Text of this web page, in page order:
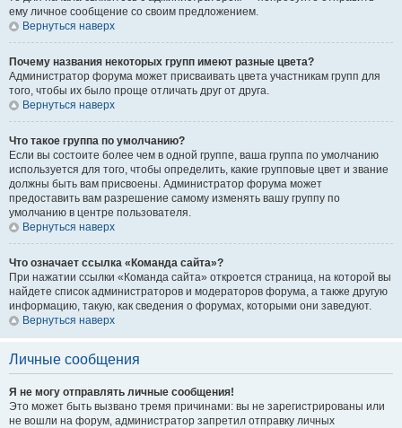
ему личное сообщение со своим предложением.
Вернуться наверх
Почему названия некоторых групп имеют разные цвета?
Администратор форума может присваивать цвета участникам групп для
того, чтобы их было проще отличать друг от друга.
Вернуться наверх
Что такое группа по умолчанию?
Если вы состоите более чем в одной группе, ваша группа по умолчанию
используется для того, чтобы определить, какие групповые цвет и звание
должны быть вам присвоены. Администратор форума может
предоставить вам разрешение самому изменять вашу группу по
умолчанию в центре пользователя.
Вернуться наверх
Что означает ссылка «Команда сайта»?
При нажатии ссылки «Команда сайта» откроется страница, на которой вы
найдете список администраторов и модераторов форума, а также другую
информацию, такую, как сведения о форумах, которыми они заведуют.
Вернуться наверх
Личные сообщения
Я не могу отправлять личные сообщения!
Это может быть вызвано тремя причинами: вы не зарегистрированы или
не вошли на форум, администратор запретил отправку личных